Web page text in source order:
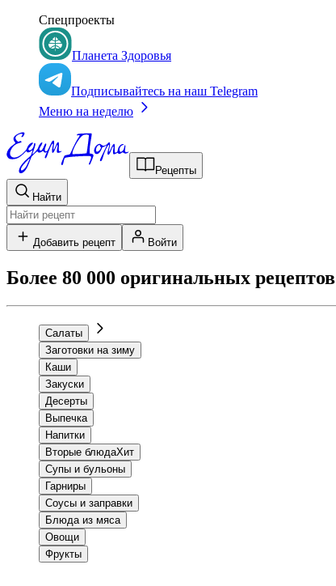
Спецпроекты
Планета Здоровья
Подписывайтесь на наш Telegram
Меню на неделю
Рецепты
Найти
Добавить рецепт Войти
Более 80 000 оригинальных рецептов
Салаты
Заготовки на зиму
Каши
Закуски
Десерты
Выпечка
Напитки
Вторые блюдаХит
Супы и бульоны
Гарниры
Соусы и заправки
Блюда из мяса
Овощи
Фрукты